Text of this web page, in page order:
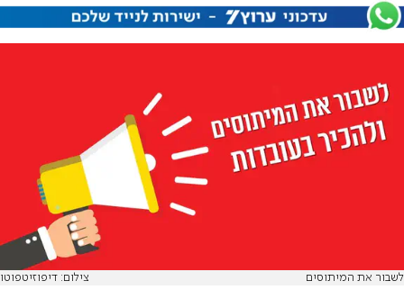
לשבור את המיתוסים צילום: דיפוזיטפוטו